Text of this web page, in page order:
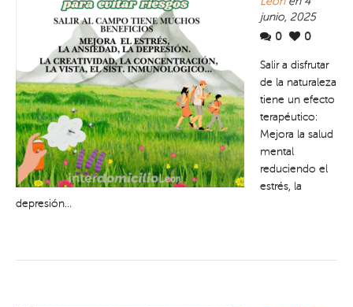
junio, 2025
0
0
Salir a disfrutar
de la naturaleza
tiene un efecto
terapéutico:
Mejora la salud
mental
reduciendo el
estrés, la
depresión...